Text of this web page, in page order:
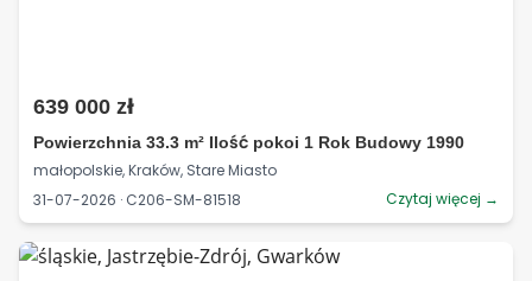
639 000 zł
Powierzchnia 33.3 m² Ilość pokoi 1 Rok Budowy 1990
małopolskie, Kraków, Stare Miasto
31-07-2026 · C206-SM-81518
Czytaj więcej →